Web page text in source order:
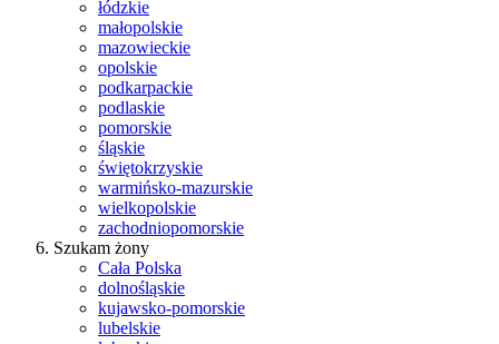
łódzkie
małopolskie
mazowieckie
opolskie
podkarpackie
podlaskie
pomorskie
śląskie
świętokrzyskie
warmińsko-mazurskie
wielkopolskie
zachodniopomorskie
Szukam żony
Cała Polska
dolnośląskie
kujawsko-pomorskie
lubelskie